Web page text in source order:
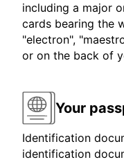
including a major
cards bearing the
"electron",
or on the back of
Your
Identification
identification